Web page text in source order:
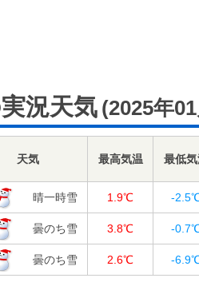
況天気 (2025年
天気 最高気温 最低
晴一時雪 1.9℃ -
曇のち雪 3.8℃ -
曇のち雪 2.6℃ -